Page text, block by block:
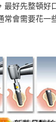
最好先整頓好
常會需要花一